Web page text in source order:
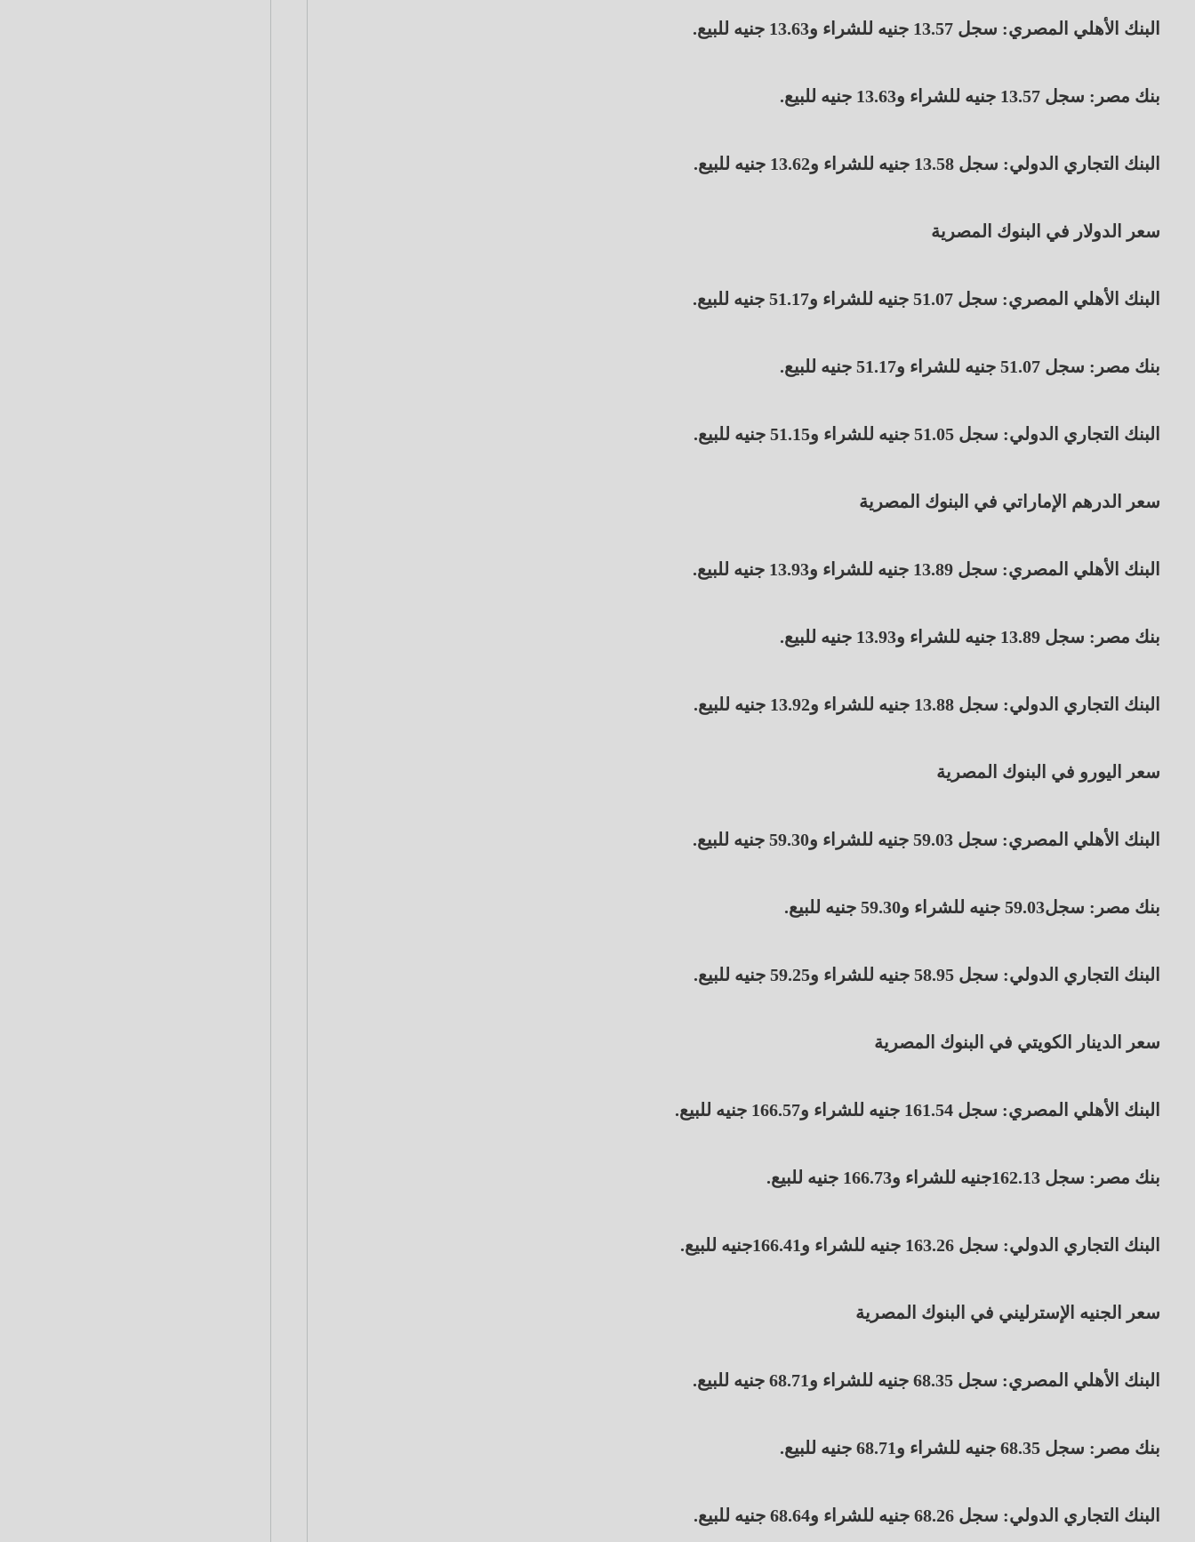
البنك الأهلي المصري: سجل 13.57 جنيه للشراء و13.63 جنيه للبيع.
بنك مصر: سجل 13.57 جنيه للشراء و13.63 جنيه للبيع.
البنك التجاري الدولي: سجل 13.58 جنيه للشراء و13.62 جنيه للبيع.
سعر الدولار في البنوك المصرية
البنك الأهلي المصري: سجل 51.07 جنيه للشراء و51.17 جنيه للبيع.
بنك مصر: سجل 51.07 جنيه للشراء و51.17 جنيه للبيع.
البنك التجاري الدولي: سجل 51.05 جنيه للشراء و51.15 جنيه للبيع.
سعر الدرهم الإماراتي في البنوك المصرية
البنك الأهلي المصري: سجل 13.89 جنيه للشراء و13.93 جنيه للبيع.
بنك مصر: سجل 13.89 جنيه للشراء و13.93 جنيه للبيع.
البنك التجاري الدولي: سجل 13.88 جنيه للشراء و13.92 جنيه للبيع.
سعر اليورو في البنوك المصرية
البنك الأهلي المصري: سجل 59.03 جنيه للشراء و59.30 جنيه للبيع.
بنك مصر: سجل59.03 جنيه للشراء و59.30 جنيه للبيع.
البنك التجاري الدولي: سجل 58.95 جنيه للشراء و59.25 جنيه للبيع.
سعر الدينار الكويتي في البنوك المصرية
البنك الأهلي المصري: سجل 161.54 جنيه للشراء و166.57 جنيه للبيع.
بنك مصر: سجل 162.13جنيه للشراء و166.73 جنيه للبيع.
البنك التجاري الدولي: سجل 163.26 جنيه للشراء و166.41جنيه للبيع.
سعر الجنيه الإسترليني في البنوك المصرية
البنك الأهلي المصري: سجل 68.35 جنيه للشراء و68.71 جنيه للبيع.
بنك مصر: سجل 68.35 جنيه للشراء و68.71 جنيه للبيع.
البنك التجاري الدولي: سجل 68.26 جنيه للشراء و68.64 جنيه للبيع.